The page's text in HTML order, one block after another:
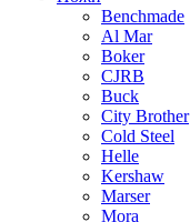
Benchmade
Al Mar
Boker
CJRB
Buck
City Brother
Cold Steel
Helle
Kershaw
Marser
Mora